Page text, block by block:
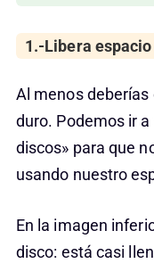
1.-Libera
Al menos deberías
duro. Podemos ir
discos» para que
usando nuestro
En la imagen
disco: está casi